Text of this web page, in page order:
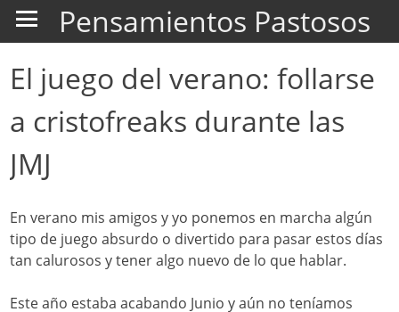
Pensamientos Pastosos
El juego del verano: follarse
a cristofreaks durante las
JMJ
En verano mis amigos y yo ponemos en marcha algún
tipo de juego absurdo o divertido para pasar estos días
tan calurosos y tener algo nuevo de lo que hablar.
Este año estaba acabando Junio y aún no teníamos